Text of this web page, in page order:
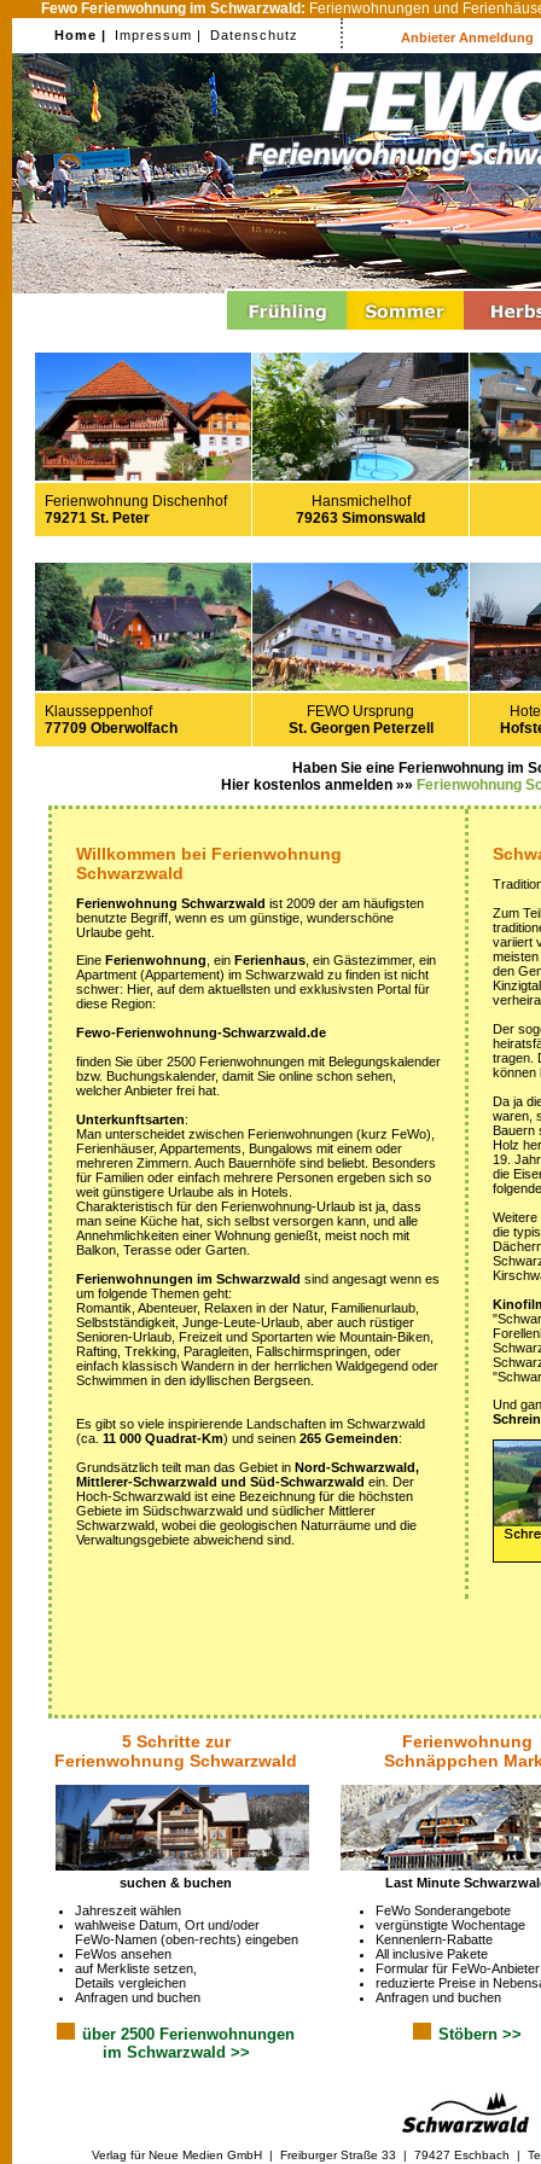
Fewo Ferienwohnung im Schwarzwald: Ferienwohnungen und
Home | Impressum | Datenschutz Anbieter Anmeldung
Ferienwohnung Dischenhof
79271 St. Peter
Hansmichelhof
79263 Simonswald
Klausseppenhof
77709 Oberwolfach
FEWO Ursprung
St. Georgen Peterzell
Haben Sie eine Ferienwohnung im
Hier kostenlos anmelden »» Ferienwohnung
Willkommen bei Ferienwohnung
Schwarzwald
Ferienwohnung Schwarzwald ist 2009 der am häufigsten
benutzte Begriff, wenn es um günstige, wunderschöne
Urlaube geht.
Eine Ferienwohnung , ein Ferienhaus , ein Gästezimmer, ein
Apartment (Appartement) im Schwarzwald zu finden ist nicht
schwer: Hier, auf dem aktuellsten und exklusivsten Portal für
diese Region:
Fewo-Ferienwohnung-Schwarzwald.de
finden Sie über 2500 Ferienwohnungen mit Belegungskalender
bzw. Buchungskalender, damit Sie online schon sehen,
welcher Anbieter frei hat.
Unterkunftsarten:
Man unterscheidet zwischen Ferienwohnungen (kurz FeWo),
Ferienhäuser, Appartements, Bungalows mit einem oder
mehreren Zimmern. Auch Bauernhöfe sind beliebt. Besonders
für Familien oder einfach mehrere Personen ergeben sich so
weit günstigere Urlaube als in Hotels.
Charakteristisch für den Ferienwohnung-Urlaub ist ja, dass
man seine Küche hat, sich selbst versorgen kann, und alle
Annehmlichkeiten einer Wohnung genießt, meist noch mit
Balkon, Terasse oder Garten.
Ferienwohnungen im Schwarzwald sind angesagt wenn es
um folgende Themen geht:
Romantik, Abenteuer, Relaxen in der Natur, Familienurlaub,
Selbstständigkeit, Junge-Leute-Urlaub, aber auch rüstiger
Senioren-Urlaub, Freizeit und Sportarten wie Mountain-Biken,
Rafting, Trekking, Paragleiten, Fallschirmspringen, oder
einfach klassisch Wandern in der herrlichen Waldgegend oder
Schwimmen in den idyllischen Bergseen.
Es gibt so viele inspirierende Landschaften im Schwarzwald
(ca. 11 000 Quadrat-Km) und seinen 265 Gemeinden:
Grundsätzlich teilt man das Gebiet in Nord-Schwarzwald,
Mittlerer-Schwarzwald und Süd-Schwarzwald ein. Der
Hoch-Schwarzwald ist eine Bezeichnung für die höchsten
Gebiete im Südschwarzwald und südlicher Mittlerer
Schwarzwald, wobei die geologischen Naturräume und die
Verwaltungsgebiete abweichend sind.
Zum
variiert
den
Der
tragen.
können
Da ja
waren,
Bauern
Holz
19.
die
Weitere
die
Und
5 Schritte zur
Ferienwohnung Schwarzwald
Ferienwohnung
Schnäppchen
suchen & buchen
Jahreszeit wählen
wahlweise Datum, Ort und/oder
FeWo-Namen (oben-rechts) eingeben
FeWos ansehen
auf Merkliste setzen,
Details vergleichen
Anfragen und buchen
über 2500 Ferienwohnungen
im Schwarzwald >>
Last Minute
FeWo Sonderangebote
vergünstigte Wochentage
Kennenlern-Rabatte
All inclusive Pakete
Formular für FeWo-Anbieter
reduzierte Preise in
Anfragen und buchen
Stöbern >>
Verlag für Neue Medien GmbH | Freiburger Straße 33 | 79427 Eschbach |